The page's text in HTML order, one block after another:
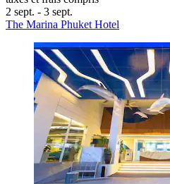
2 sept. - 3 sept.
The Marina Phuket Hotel